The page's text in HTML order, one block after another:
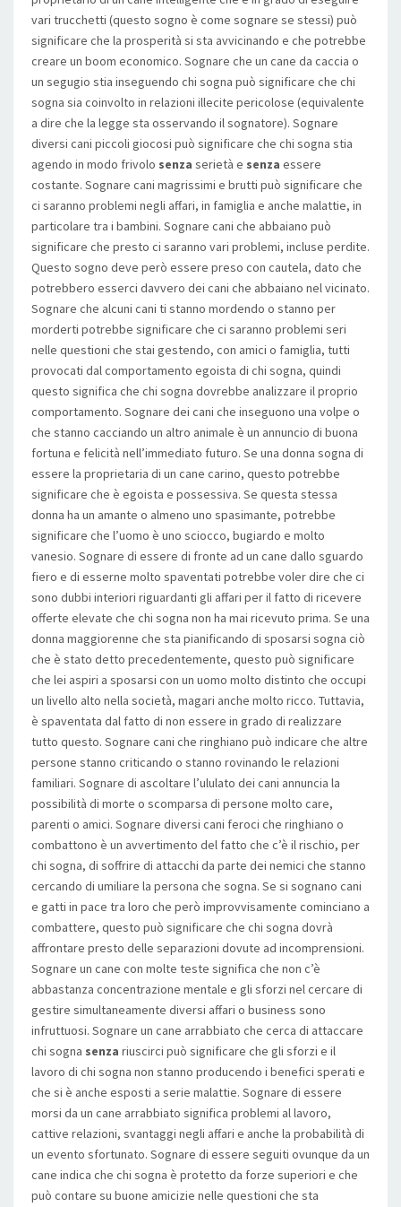
vari trucchetti (questo sogno è come sognare se stessi) può
significare che la prosperità si sta avvicinando e che potrebbe
creare un boom economico. Sognare che un cane da caccia o
un segugio stia inseguendo chi sogna può significare che chi
sogna sia coinvolto in relazioni illecite pericolose (equivalente
a dire che la legge sta osservando il sognatore). Sognare
diversi cani piccoli giocosi può significare che chi sogna stia
agendo in modo frivolo senza serietà e senza essere
costante. Sognare cani magrissimi e brutti può significare che
ci saranno problemi negli affari, in famiglia e anche malattie, in
particolare tra i bambini. Sognare cani che abbaiano può
significare che presto ci saranno vari problemi, incluse perdite.
Questo sogno deve però essere preso con cautela, dato che
potrebbero esserci davvero dei cani che abbaiano nel vicinato.
Sognare che alcuni cani ti stanno mordendo o stanno per
morderti potrebbe significare che ci saranno problemi seri
nelle questioni che stai gestendo, con amici o famiglia, tutti
provocati dal comportamento egoista di chi sogna, quindi
questo significa che chi sogna dovrebbe analizzare il proprio
comportamento. Sognare dei cani che inseguono una volpe o
che stanno cacciando un altro animale è un annuncio di buona
fortuna e felicità nell’immediato futuro. Se una donna sogna di
essere la proprietaria di un cane carino, questo potrebbe
significare che è egoista e possessiva. Se questa stessa
donna ha un amante o almeno uno spasimante, potrebbe
significare che l’uomo è uno sciocco, bugiardo e molto
vanesio. Sognare di essere di fronte ad un cane dallo sguardo
fiero e di esserne molto spaventati potrebbe voler dire che ci
sono dubbi interiori riguardanti gli affari per il fatto di ricevere
offerte elevate che chi sogna non ha mai ricevuto prima. Se una
donna maggiorenne che sta pianificando di sposarsi sogna ciò
che è stato detto precedentemente, questo può significare
che lei aspiri a sposarsi con un uomo molto distinto che occupi
un livello alto nella società, magari anche molto ricco. Tuttavia,
è spaventata dal fatto di non essere in grado di realizzare
tutto questo. Sognare cani che ringhiano può indicare che altre
persone stanno criticando o stanno rovinando le relazioni
familiari. Sognare di ascoltare l’ululato dei cani annuncia la
possibilità di morte o scomparsa di persone molto care,
parenti o amici. Sognare diversi cani feroci che ringhiano o
combattono è un avvertimento del fatto che c’è il rischio, per
chi sogna, di soffrire di attacchi da parte dei nemici che stanno
cercando di umiliare la persona che sogna. Se si sognano cani
e gatti in pace tra loro che però improvvisamente cominciano a
combattere, questo può significare che chi sogna dovrà
affrontare presto delle separazioni dovute ad incomprensioni.
Sognare un cane con molte teste significa che non c’è
abbastanza concentrazione mentale e gli sforzi nel cercare di
gestire simultaneamente diversi affari o business sono
infruttuosi. Sognare un cane arrabbiato che cerca di attaccare
chi sogna senza riuscirci può significare che gli sforzi e il
lavoro di chi sogna non stanno producendo i benefici sperati e
che si è anche esposti a serie malattie. Sognare di essere
morsi da un cane arrabbiato significa problemi al lavoro,
cattive relazioni, svantaggi negli affari e anche la probabilità di
un evento sfortunato. Sognare di essere seguiti ovunque da un
cane indica che chi sogna è protetto da forze superiori e che
può contare su buone amicizie nelle questioni che sta